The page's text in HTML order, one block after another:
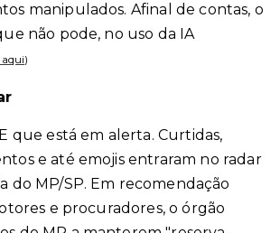
manipulados. Afinal de contas, o
não pode, no uso da IA
)
que está em alerta. Curtidas,
e até emojis entraram no radar
do MP/SP. Em recomendação
e procuradores, o órgão